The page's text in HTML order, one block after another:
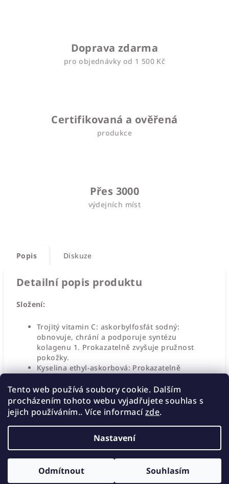
Tento web používá soubory cookie. Dalším
procházením tohoto webu vyjadřujete souhlas s
jejich používáním.. Více informacízde.
Nastavení
Odmítnout Souhlasím
Doprava zdarma
pro objednávky od 1 500 Kč
Certifikovaná a ověřená
produkce
Přes 3000
výdejních míst
Popis Diskuze
Detailní popis produktu
Složení:
Trojitý vitamin C: askorbylfosfát sodný:
obnovuje, chrání a podporuje syntézu
kolagenu 1. Prokazatelně zvyšuje pružnost
pokožky.
Kyselina ethyl-askorbová: Prokazatelně
znečištěním životního prostředí, obnovuje
buňky, zabraňuje hyperpigmentaci, rozjasňuje
pleť.
Copyright 2026Eletaskin. Všechna práva vyhrazena.